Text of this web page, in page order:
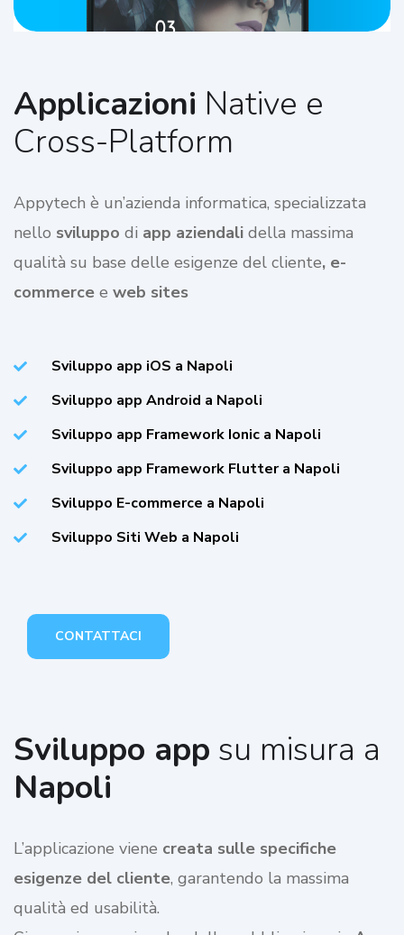
Applicazioni Native e
Cross-Platform
Appytech è un’azienda informatica, specializzata
nello sviluppo di app aziendali della massima
qualità su base delle esigenze del cliente, e-
commerce e web sites
Sviluppo app iOS a Napoli
Sviluppo app Android a Napoli
Sviluppo app Framework Ionic a Napoli
Sviluppo app Framework Flutter a Napoli
Sviluppo E-commerce a Napoli
Sviluppo Siti Web a Napoli
CONTATTACI
Sviluppo app su misura a
Napoli
L’applicazione viene creata sulle specifiche
esigenze del cliente, garantendo la massima
qualità ed usabilità.